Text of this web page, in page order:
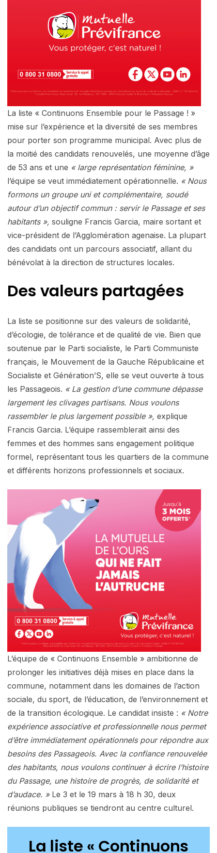
La liste « Continuons Ensemble pour le Passage ! »
mise sur l’expérience et la diversité de ses membres
pour porter son programme municipal. Avec plus de
la moitié des candidats renouvelés, une moyenne d’âge
de 53 ans et une « large représentation féminine, »
l’équipe se veut immédiatement opérationnelle. « Nous
formons un groupe uni et complémentaire, soudé
autour d’un objectif commun : servir le Passage et ses
habitants », souligne Francis Garcia, maire sortant et
vice-président de l’Agglomération agenaise. La plupart
des candidats ont un parcours associatif, allant du
bénévolat à la direction de structures locales.
Des valeurs partagées
La liste se positionne sur des valeurs de solidarité,
d’écologie, de tolérance et de qualité de vie. Bien que
soutenue par le Parti socialiste, le Parti Communiste
français, le Mouvement de la Gauche Républicaine et
Socialiste et Génération’S, elle se veut ouverte à tous
les Passageois. « La gestion d’une commune dépasse
largement les clivages partisans. Nous voulons
rassembler le plus largement possible », explique
Francis Garcia. L’équipe rassemblerait ainsi des
femmes et des hommes sans engagement politique
formel, représentant tous les quartiers de la commune
et différents horizons professionnels et sociaux.
L’équipe de « Continuons Ensemble » ambitionne de
prolonger les initiatives déjà mises en place dans la
commune, notamment dans les domaines de l’action
sociale, du sport, de l’éducation, de l’environnement et
de la transition écologique. Le candidat insiste : « Notre
expérience associative et professionnelle nous permet
d’être immédiatement opérationnels pour répondre aux
besoins des Passageois. Avec la confiance renouvelée
des habitants, nous voulons continuer à écrire l’histoire
du Passage, une histoire de progrès, de solidarité et
d’audace. »Le 3 et le 19 mars à 18 h 30, deux
réunions publiques se tiendront au centre culturel.
La liste « Continuons